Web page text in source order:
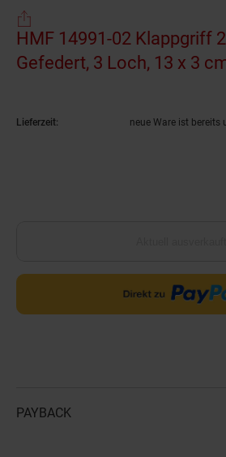
HMF 14991-02 Klappgriff
Gefedert, 3 Loch, 13 x 3
Lieferzeit: neue Ware ist bereits
PAYBACK